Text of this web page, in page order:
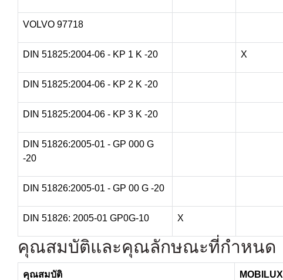
VOLVO 97718
DIN 51825:2004-06 - KP 1 K -20 X
DIN 51825:2004-06 - KP 2 K -20
DIN 51825:2004-06 - KP 3 K -20
DIN 51826:2005-01 - GP 000 G
-20
DIN 51826:2005-01 - GP 00 G -20
DIN 51826: 2005-01 GP0G-10 X
คุณสมบัติและคุณลักษณะที่กำหนด
คุณสมบัติ
MOBILUX